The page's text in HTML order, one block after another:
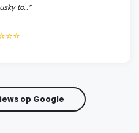
to…”
op Google